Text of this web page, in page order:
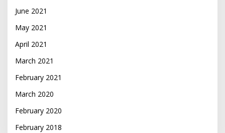
June 2021
May 2021
April 2021
March 2021
February 2021
March 2020
February 2020
February 2018